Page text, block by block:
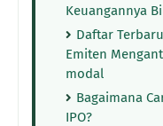
Keuangannya
Daftar
Emiten
modal
Bagaimana
IPO?